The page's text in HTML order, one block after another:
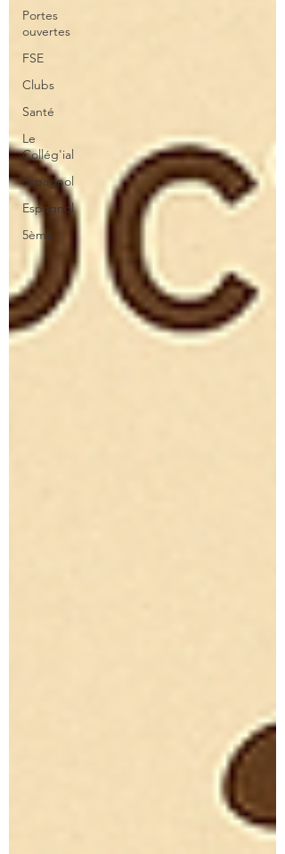
Portes
ouvertes
FSE
Clubs
Santé
Le
Collég'ial
Espagnol
Espagnol
5ème